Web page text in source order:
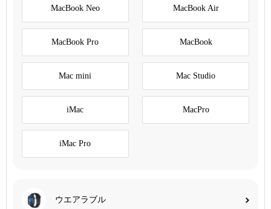
MacBook Neo MacBook Air
MacBook Pro MacBook
Mac mini Mac Studio
iMac MacPro
iMac Pro
ウエアラブル